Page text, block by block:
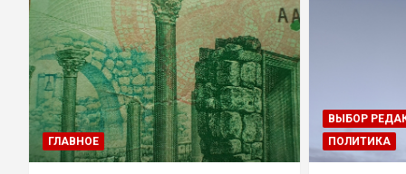
ГЛАВНОЕ
ВЫБОР
ПОЛИТИКА